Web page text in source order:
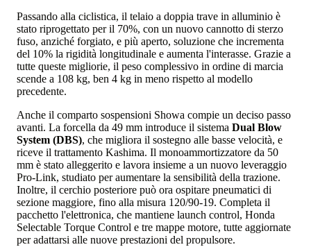
Passando alla ciclistica, il telaio a doppia trave in alluminio è
stato riprogettato per il 70%, con un nuovo cannotto di sterzo
fuso, anziché forgiato, e più aperto, soluzione che incrementa
del 10% la rigidità longitudinale e aumenta l'interasse. Grazie a
tutte queste migliorie, il peso complessivo in ordine di marcia
scende a 108 kg, ben 4 kg in meno rispetto al modello
precedente.
Anche il comparto sospensioni Showa compie un deciso passo
avanti. La forcella da 49 mm introduce il sistema Dual Blow
System (DBS), che migliora il sostegno alle basse velocità, e
riceve il trattamento Kashima. Il monoammortizzatore da 50
mm è stato alleggerito e lavora insieme a un nuovo leveraggio
Pro-Link, studiato per aumentare la sensibilità della trazione.
Inoltre, il cerchio posteriore può ora ospitare pneumatici di
sezione maggiore, fino alla misura 120/90-19. Completa il
pacchetto l'elettronica, che mantiene launch control, Honda
Selectable Torque Control e tre mappe motore, tutte aggiornate
per adattarsi alle nuove prestazioni del propulsore.